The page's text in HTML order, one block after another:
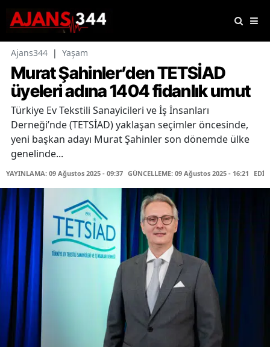
Ajans344 | Yaşam
Murat Şahinler’den TETSİAD
üyeleri adına 1404 fidanlık umut
Türkiye Ev Tekstili Sanayicileri ve İş İnsanları
Derneği’nde (TETSİAD) yaklaşan seçimler öncesinde,
yeni başkan adayı Murat Şahinler son dönemde ülke
genelinde...
YAYINLAMA: 09 Ağustos 2025 - 09:37 GÜNCELLEME: 09 Ağustos 2025 - 16:21